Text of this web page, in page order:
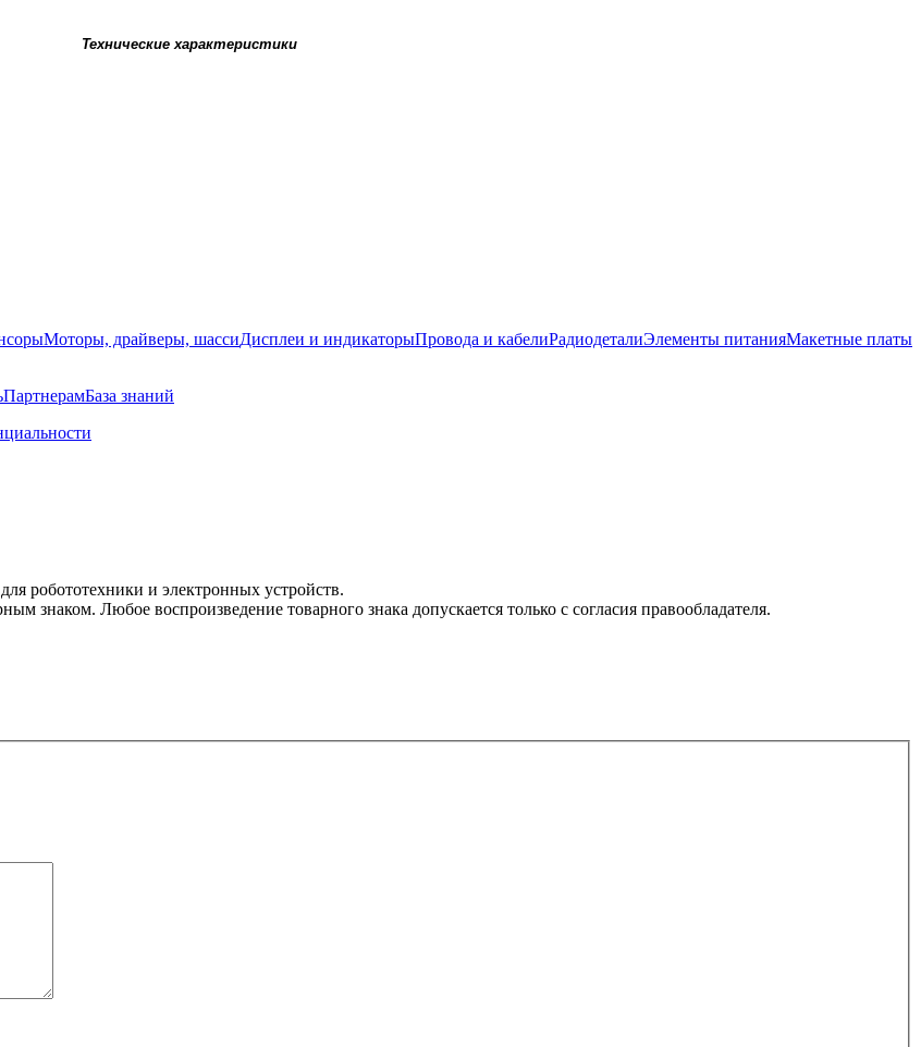
Технические характеристики
Моторы, драйверы, шассиДисплеи и индикаторыПровода и кабелиРадиодеталиЭлементы питанияМакетные платы
ПартнерамБаза знаний
робототехники и электронных устройств.
знаком. Любое воспроизведение товарного знака допускается только с согласия правообладателя.